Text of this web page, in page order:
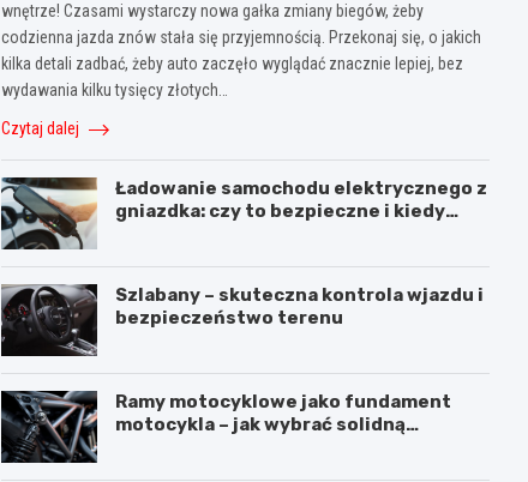
wnętrze! Czasami wystarczy nowa gałka zmiany biegów, żeby
codzienna jazda znów stała się przyjemnością. Przekonaj się, o jakich
kilka detali zadbać, żeby auto zaczęło wyglądać znacznie lepiej, bez
wydawania kilku tysięcy złotych…
Czytaj dalej
Ładowanie samochodu elektrycznego z
gniazdka: czy to bezpieczne i kiedy
Szlabany – skuteczna kontrola wjazdu i
bezpieczeństwo terenu
Ramy motocyklowe jako fundament
motocykla – jak wybrać solidną